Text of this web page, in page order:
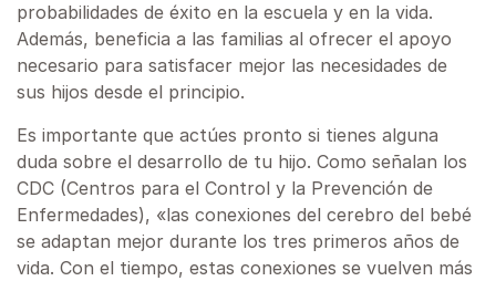
probabilidades de éxito en la escuela y en la vida.
Además, beneficia a las familias al ofrecer el apoyo
necesario para satisfacer mejor las necesidades de
sus hijos desde el principio.
Es importante que actúes pronto si tienes alguna
duda sobre el desarrollo de tu hijo. Como señalan los
CDC (Centros para el Control y la Prevención de
Enfermedades), «las conexiones del cerebro del bebé
se adaptan mejor durante los tres primeros años de
vida. Con el tiempo, estas conexiones se vuelven más